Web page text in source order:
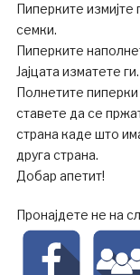
Пиперките измијте
семки.
Пиперките
Јајцата изматете ги.
Полнетите пиперки
ставете да се
страна каде што
друга страна.
Добар апетит!
Пронајдете не на